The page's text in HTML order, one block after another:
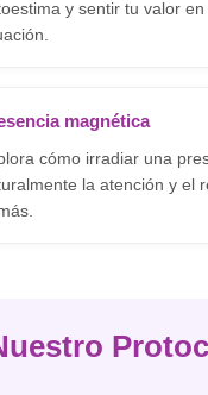
y sentir tu valor
magnética
cómo irradiar una
la atención y el